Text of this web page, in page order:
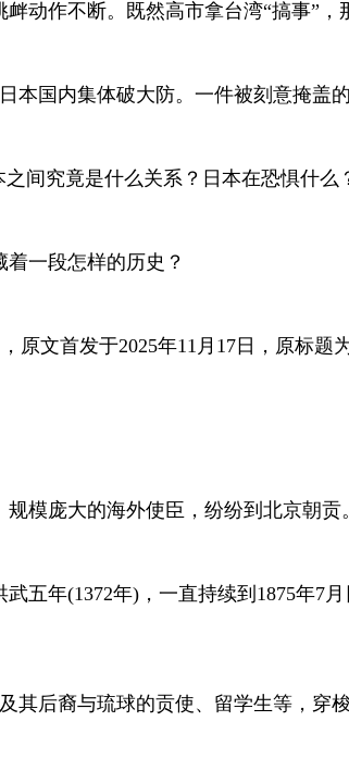
动作不断。既然高市拿台湾“搞事”，
本国内集体破大防。一件被刻意掩盖
间究竟是什么关系？日本在恐惧什么
一段怎样的历史？
，原文首发于2025年11 月 17日，原标题
模庞大的海外使臣，纷纷到北京朝贡
武五年(1372年) ，一直持续到 1875年7
其后裔与琉球的贡使、留学生等，